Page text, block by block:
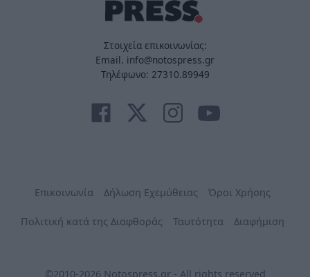
Στοιχεία επικοινωνίας:
Email. info@notospress.gr
Τηλέφωνο: 27310.89949
Επικοινωνία Δήλωση Εχεμύθειας Όροι Χρήσης
Πολιτική κατά της Διαφθοράς Ταυτότητα Διαφήμιση
©2010-2026 Notospress.gr - All rights reserved